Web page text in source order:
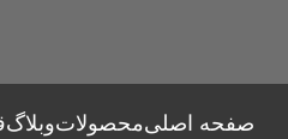
صفحه اصلیمحصولاتوبلاگ